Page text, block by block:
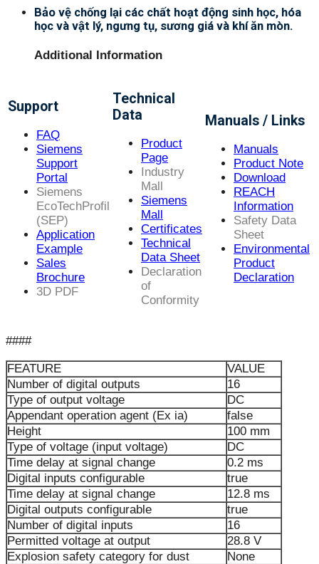
Bảo vệ chống lại các chất hoạt động sinh học, hóa
học và vật lý, ngưng tụ, sương giá và khí ăn mòn.
Additional Information
Support
FAQ
Siemens
Support
Portal
Siemens
EcoTechProfil
(SEP)
Application
Example
Sales
Brochure
3D PDF
Technical
Data
Product
Page
Industry
Mall
Siemens
Mall
Certificates
Technical
Data Sheet
Declaration
of
Conformity
Manuals / Links
Manuals
Product Note
Download
REACH
Information
Safety Data
Sheet
Environmental
Product
Declaration
####
FEATURE
VALUE
Number of digital outputs
16
Type of output voltage
DC
Appendant operation agent (Ex ia)
false
Height
100 mm
Type of voltage (input voltage)
DC
Time delay at signal change
0.2 ms
Digital inputs configurable
true
Time delay at signal change
12.8 ms
Digital outputs configurable
true
Number of digital inputs
16
Permitted voltage at output
28.8 V
Explosion safety category for dust
None